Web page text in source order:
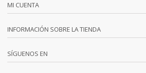
MI CUENTA
INFORMACIÓN SOBRE LA TIENDA
SÍGUENOS EN